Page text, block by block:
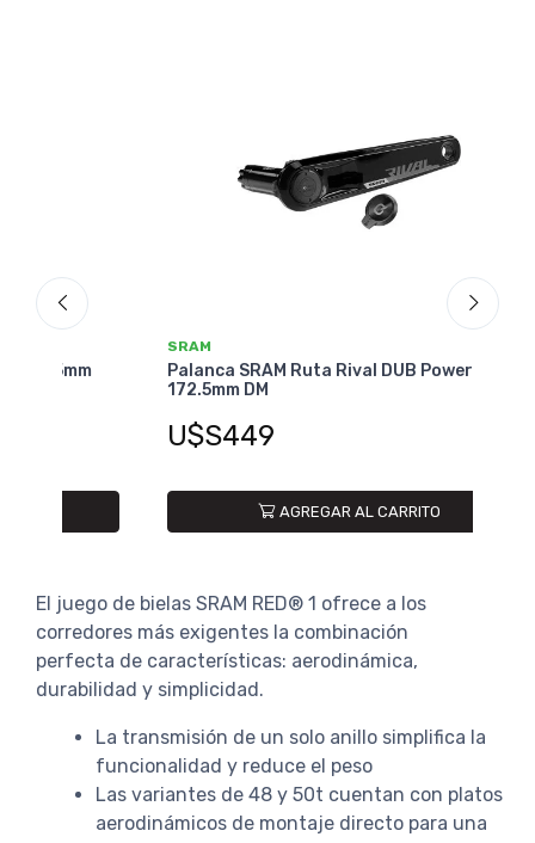
Palanca SRAM Ruta Rival DUB Power Meter
172.5mm DM
U$S449
AGREGAR AL CARRITO
El juego de bielas SRAM RED® 1 ofrece a los
corredores más exigentes la combinación
perfecta de características: aerodinámica,
durabilidad y simplicidad.
La transmisión de un solo anillo simplifica la
funcionalidad y reduce el peso
Las variantes de 48 y 50t cuentan con platos
aerodinámicos de montaje directo para una